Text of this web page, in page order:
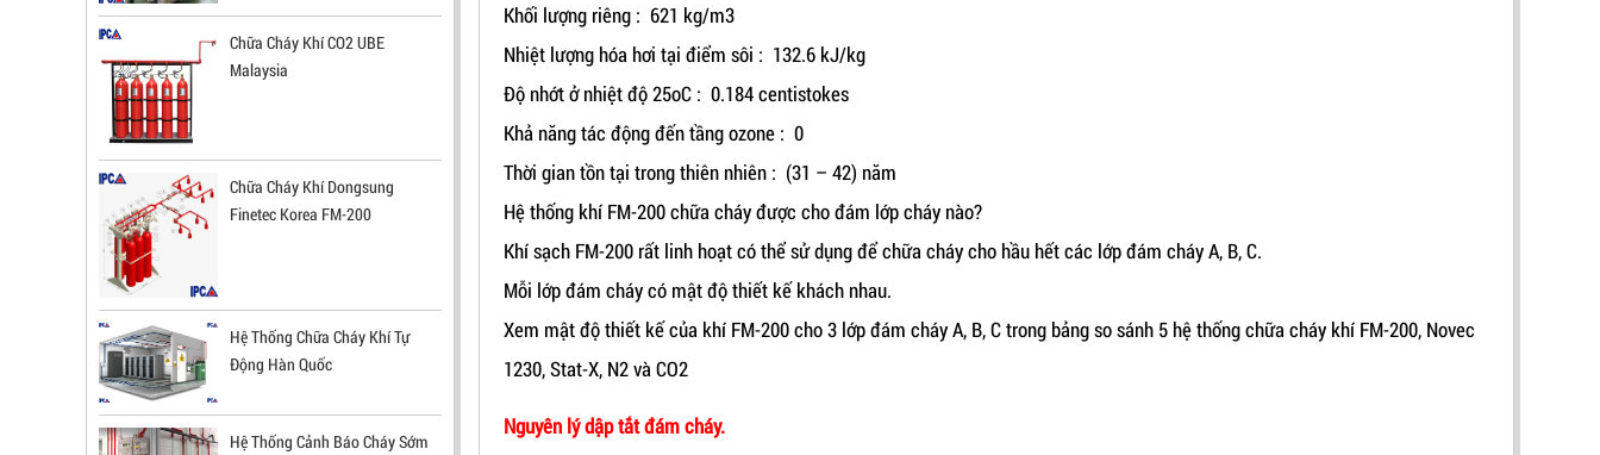
ĐẦU BÁO LỬA CHỐNG NỔ CHỐNG
NƯỚC UV/IR- UX300 NHẬP KHẨU HÀN
QUỐC
LIÊN HỆ
Chữa Cháy Khí CO2 UBE
Malaysia
Chữa Cháy Khí Dongsung
Finetec Korea FM-200
Hệ Thống Chữa Cháy Khí Tự
Động Hàn Quốc
Hệ Thống Cảnh Báo Cháy Sớm
Khối lượng riêng : 621 kg/m3
Nhiệt lượng hóa hơi tại điểm sôi : 132.6 kJ/kg
Độ nhớt ở nhiệt độ 25oC : 0.184 centistokes
Khả năng tác động đến tầng ozone : 0
Thời gian tồn tại trong thiên nhiên : (31 – 42) năm
Hệ thống khí FM-200 chữa cháy được cho đám lớp cháy nào?
Khí sạch FM-200 rất linh hoạt có thể sử dụng để chữa cháy cho hầu hết các lớp đám cháy A, B, C.
Mỗi lớp đám cháy có mật độ thiết kế khách nhau.
Xem mật độ thiết kế của khí FM-200 cho 3 lớp đám cháy A, B, C trong bảng so sánh 5 hệ thống chữa cháy khí FM-200, Novec
1230, Stat-X, N2 và CO2
Nguyên lý dập tắt đám cháy.